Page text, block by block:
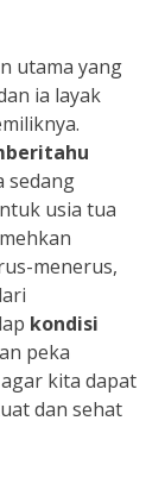
utama yang
ia layak
sedang
usia tua
menerus,
kondisi
peka
kita dapat
dan sehat